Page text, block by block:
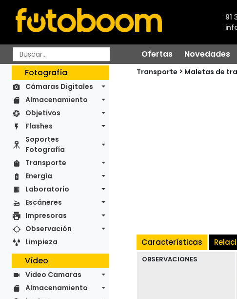
91
Ofertas Novedades
Fotografía
Cámaras Digitales
Almacenamiento
Objetivos
Flashes
Soportes
Fotografía
Transporte
Energía
Laboratorio
Escáneres
Impresoras
Observación
Limpieza
Vídeo
Video Camaras
Almacenamiento
Transporte Maletas de
Características
OBSERVACIONES